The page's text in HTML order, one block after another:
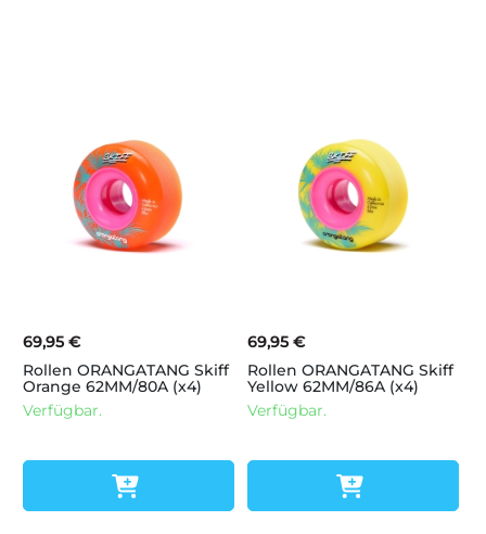
69,95 €
Rollen ORANGATANG Skiff
Orange 62MM/80A (x4)
Verfügbar.
69,95 €
Rollen ORANGATANG Skiff
Yellow 62MM/86A (x4)
Verfügbar.